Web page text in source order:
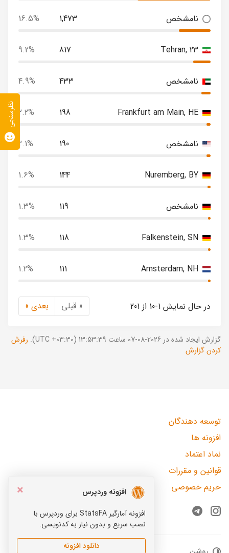
نامشخص 1,473
16.5%
Tehran, 23
817
9.2%
نامشخص 433
4.9%
Frankfurt am Main, HE
198
2.2%
نامشخص 190
2.1%
Nuremberg, BY
144
1.6%
نامشخص 119
1.3%
Falkenstein, SN
118
1.3%
Amsterdam, NH
111
1.2%
در حال نمایش 1-10 از 201 « قبلی بعدی »
گزارش ایجاد شده در 2026-08-07 ساعت 13:53:39 (UTC +03:30).
رفرش
کردن گزارش
×
افزونه وردپرس
افزونه آمارگیر StatsFA برای وردپرس با
نصب سریع و بدون نیاز به کدنویسی.
دانلود افزونه
توسعه دهندگان
افزونه ها
نماد اعتماد
قوانین و مقررات
حریم خصوصی
Instagram
Telegram
نظرسنجی